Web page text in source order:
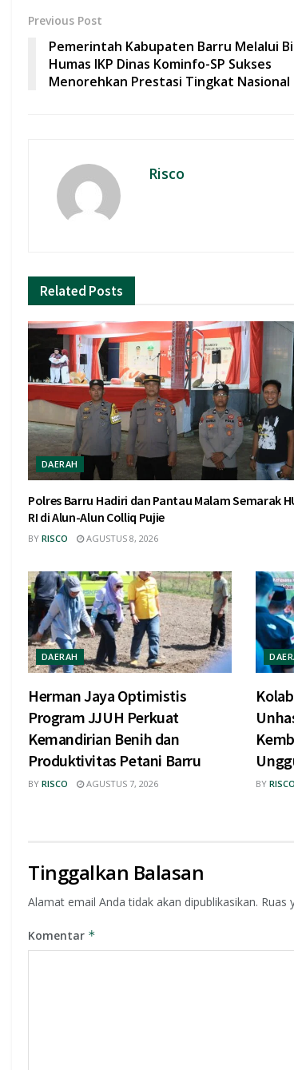
b
o
o
k
s
A
p
p
Previous Post
Pemerintah Kabupaten Barru Melalui
Humas IKP Dinas Kominfo-SP Sukses
Menorehkan Prestasi Tingkat Nasional
Risco
Related Posts
DAERAH
Polres Barru Hadiri dan Pantau Malam Semarak
RI di Alun-Alun Colliq Pujie
BY RISCO AGUSTUS 8, 2026
DAERAH
Herman Jaya Optimistis
Program JJUH Perkuat
Kemandirian Benih dan
Produktivitas Petani Barru
BY RISCO AGUSTUS 7, 2026 BY RISCO
Tinggalkan Balasan
Alamat email Anda tidak akan dipublikasikan. Ruas
Komentar *